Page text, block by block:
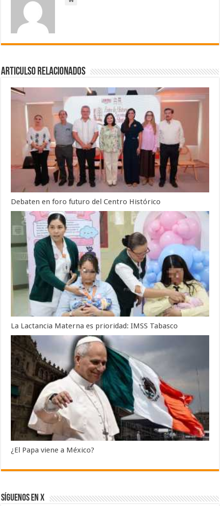
Articulso Relacionados
Debaten en foro futuro del Centro Histórico
La Lactancia Materna es prioridad: IMSS Tabasco
¿El Papa viene a México?
SÍGUENOS EN X